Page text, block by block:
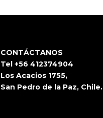
CONTÁCTANOS
Tel +56 412374904
Los Acacios 1755,
San Pedro de la Paz, Chile.